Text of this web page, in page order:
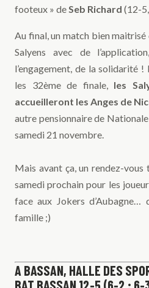
footeux » deSeb Richard (12-
Au final, un match bien
Salyens avec de
l’engagement, de la solidarité !
les 32ème de finale, les
accueilleront les Anges de
autre pensionnaire de
samedi 21 novembre.
Mais avant ça, un rendez-
samedi prochain pour les
face aux Jokers d’Aubagne…
famille ;)
A BASSAN, HALLE DES